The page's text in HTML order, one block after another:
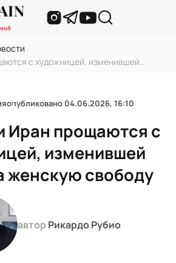
с художницей, изменившей
опубликовано 04.06.2026, 16:10
Иран прощаются с
изменившей
женскую свободу
автор Рикардо Рубио